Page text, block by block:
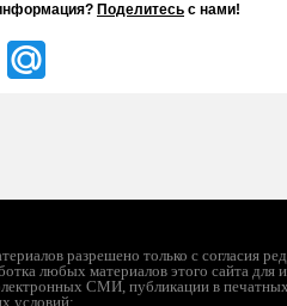
Поделитесь с нами!
разрешено только с согласия
любых материалов этого сайта для
СМИ, публикации в
условий: